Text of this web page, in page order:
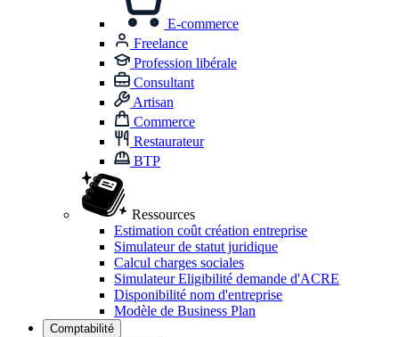
E-commerce
Freelance
Profession libérale
Consultant
Artisan
Commerce
Restaurateur
BTP
Ressources
Estimation coût création entreprise
Simulateur de statut juridique
Calcul charges sociales
Simulateur Eligibilité demande d'ACRE
Disponibilité nom d'entreprise
Modèle de Business Plan
Comptabilité